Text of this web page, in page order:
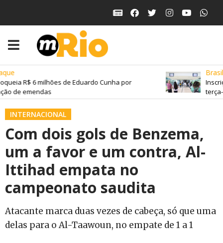
R$ 6 milhões de Eduardo Cunha por
de emendas
Brasil
INTERNACIONAL
Com dois gols de Benzema,
um a favor e um contra, Al-
Ittihad empata no
campeonato saudita
Atacante marca duas vezes de cabeça, só que uma
delas para o Al-Taawoun, no empate de 1 a 1